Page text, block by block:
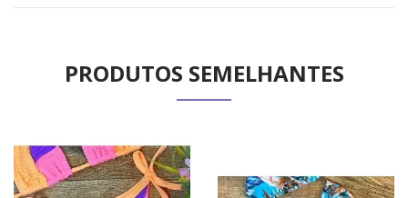
PRODUTOS SEMELHANTES